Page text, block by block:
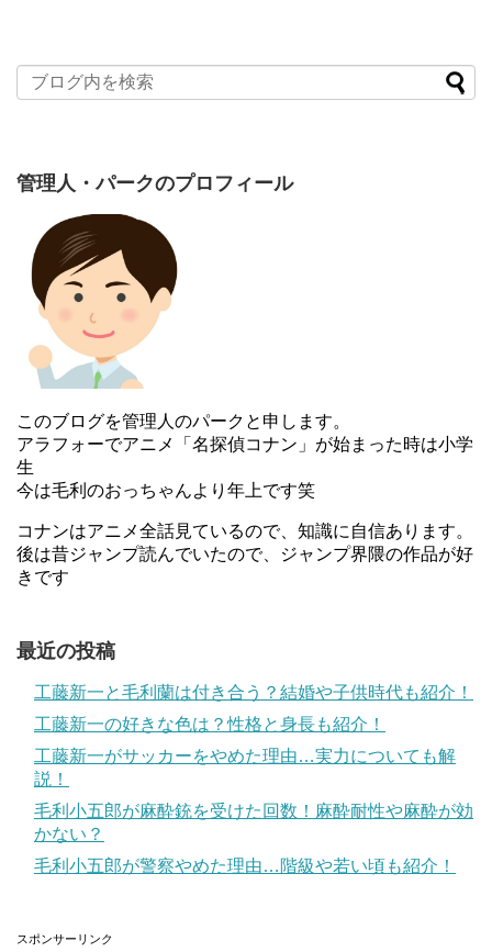
管理人・パークのプロフィール
このブログを管理人のパークと申します。
アラフォーでアニメ「名探偵コナン」が始まった時は小学
生
今は毛利のおっちゃんより年上です笑
コナンはアニメ全話見ているので、知識に自信あります。
後は昔ジャンプ読んでいたので、ジャンプ界隈の作品が好
きです
最近の投稿
工藤新一と毛利蘭は付き合う？結婚や子供時代も紹介！
工藤新一の好きな色は？性格と身長も紹介！
工藤新一がサッカーをやめた理由…実力についても解
説！
毛利小五郎が麻酔銃を受けた回数！麻酔耐性や麻酔が効
かない？
毛利小五郎が警察やめた理由…階級や若い頃も紹介！
スポンサーリンク